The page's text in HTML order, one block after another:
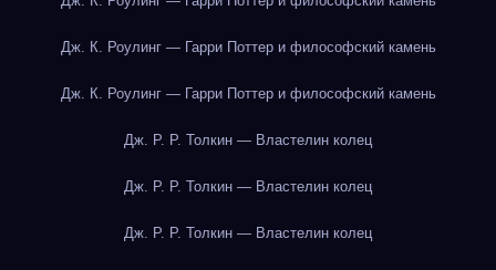
Дж. К. Роулинг — Гарри Поттер и философский камень
Дж. К. Роулинг — Гарри Поттер и философский камень
Дж. Р. Р. Толкин — Властелин колец
Дж. Р. Р. Толкин — Властелин колец
Дж. Р. Р. Толкин — Властелин колец